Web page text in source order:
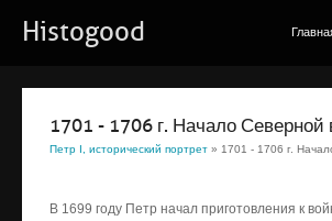
Histogood
1701 - 1706 г. Начало Северной
Петр I, исторический портрет » 1701 - 1706 г.
В 1699 году Петр начал приготовления к